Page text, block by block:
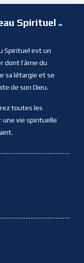
Spirituel
Spirituel est un
dont l’âme du
sa létargie et se
de son Dieu.
toutes les
une vie spirituelle